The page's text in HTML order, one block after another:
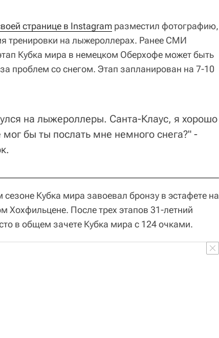
странице в Instagram разместил фотографию,
тренировки на лыжероллерах. Ранее СМИ
Кубка мира в немецком Оберхофе может быть
проблем со снегом. Этап запланирован на 7-10
на лыжероллеры. Санта-Клаус, я хорошо
мог бы ты послать мне немного снега?" -
Кубка мира завоевал бронзу в эстафете на
Хохфильцене. После трех этапов 31-летний
в общем зачете Кубка мира с 124 очками.